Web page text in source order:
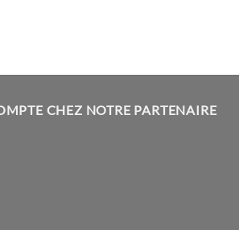
CHEZ NOTRE PARTENAIRE